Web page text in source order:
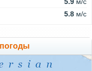
5.8 м/c